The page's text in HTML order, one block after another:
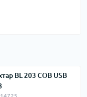
BL 203 COB USB